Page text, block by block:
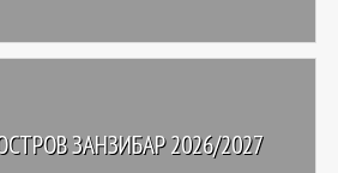
ЗАНЗИБАР 2026/2027